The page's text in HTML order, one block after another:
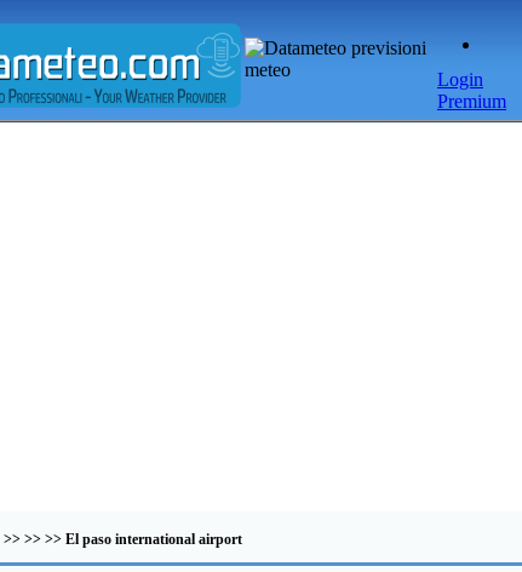
Login
Premium
>> >> >> El paso international airport